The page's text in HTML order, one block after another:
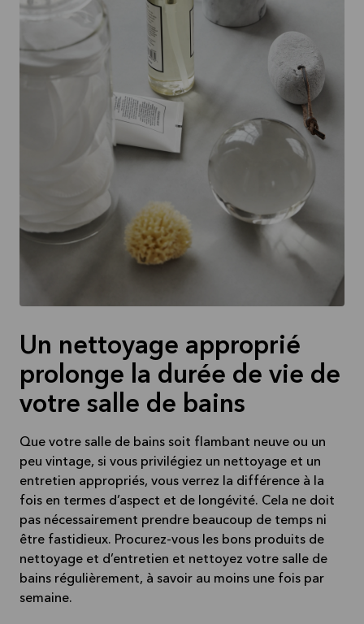
Un nettoyage approprié
prolonge la durée de vie de
votre salle de bains
Que votre salle de bains soit flambant neuve ou un
peu vintage, si vous privilégiez un nettoyage et un
entretien appropriés, vous verrez la différence à la
fois en termes d’aspect et de longévité. Cela ne doit
pas nécessairement prendre beaucoup de temps ni
être fastidieux. Procurez-vous les bons produits de
nettoyage et d’entretien et nettoyez votre salle de
bains régulièrement, à savoir au moins une fois par
semaine.